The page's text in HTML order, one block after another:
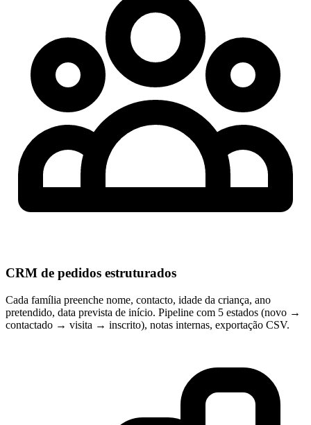
CRM de pedidos estruturados
Cada família preenche nome, contacto, idade da criança, ano
pretendido, data prevista de início. Pipeline com 5 estados (novo →
contactado → visita → inscrito), notas internas, exportação CSV.